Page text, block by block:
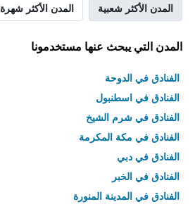
المدن الأكثر شعبية المدن الأكثر شهرة
المدن التي يبحث عنها مستخدمونا
الفنادق في الدوحة
الفنادق في اسطنبول
الفنادق في شرم الشيخ
الفنادق في مكة المكرمة
الفنادق في دبي
الفنادق في الخبر
الفنادق في المدينة المنورة